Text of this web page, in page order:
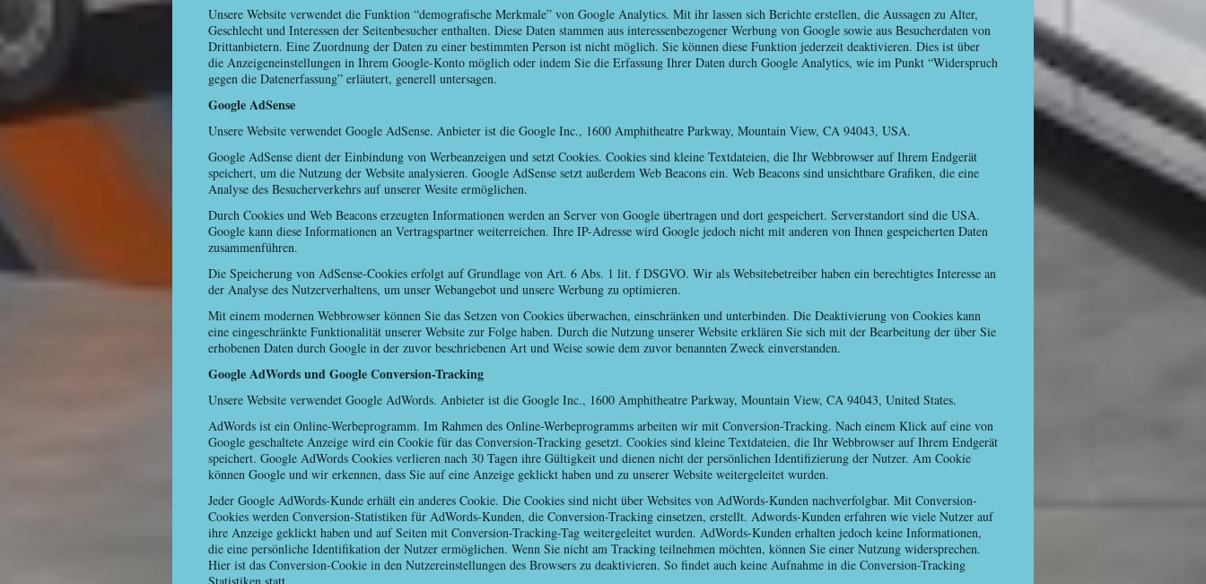
Unsere Website verwendet die Funktion “demografische Merkmale” von Google Analytics. Mit ihr lassen sich Berichte erstellen, die Aussagen zu Alter,
Geschlecht und Interessen der Seitenbesucher enthalten. Diese Daten stammen aus interessenbezogener Werbung von Google sowie aus Besucherdaten von
Drittanbietern. Eine Zuordnung der Daten zu einer bestimmten Person ist nicht möglich. Sie können diese Funktion jederzeit deaktivieren. Dies ist über
die Anzeigeneinstellungen in Ihrem Google-Konto möglich oder indem Sie die Erfassung Ihrer Daten durch Google Analytics, wie im Punkt “Widerspruch
gegen die Datenerfassung” erläutert, generell untersagen.
Google AdSense
Unsere Website verwendet Google AdSense. Anbieter ist die Google Inc., 1600 Amphitheatre Parkway, Mountain View, CA 94043, USA.
Google AdSense dient der Einbindung von Werbeanzeigen und setzt Cookies. Cookies sind kleine Textdateien, die Ihr Webbrowser auf Ihrem Endgerät
speichert, um die Nutzung der Website analysieren. Google AdSense setzt außerdem Web Beacons ein. Web Beacons sind unsichtbare Grafiken, die eine
Analyse des Besucherverkehrs auf unserer Wesite ermöglichen.
Durch Cookies und Web Beacons erzeugten Informationen werden an Server von Google übertragen und dort gespeichert. Serverstandort sind die USA.
Google kann diese Informationen an Vertragspartner weiterreichen. Ihre IP-Adresse wird Google jedoch nicht mit anderen von Ihnen gespeicherten Daten
zusammenführen.
Die Speicherung von AdSense-Cookies erfolgt auf Grundlage von Art. 6 Abs. 1 lit. f DSGVO. Wir als Websitebetreiber haben ein berechtigtes Interesse an
der Analyse des Nutzerverhaltens, um unser Webangebot und unsere Werbung zu optimieren.
Mit einem modernen Webbrowser können Sie das Setzen von Cookies überwachen, einschränken und unterbinden. Die Deaktivierung von Cookies kann
eine eingeschränkte Funktionalität unserer Website zur Folge haben. Durch die Nutzung unserer Website erklären Sie sich mit der Bearbeitung der über Sie
erhobenen Daten durch Google in der zuvor beschriebenen Art und Weise sowie dem zuvor benannten Zweck einverstanden.
Google AdWords und Google Conversion-Tracking
Unsere Website verwendet Google AdWords. Anbieter ist die Google Inc., 1600 Amphitheatre Parkway, Mountain View, CA 94043, United States.
AdWords ist ein Online-Werbeprogramm. Im Rahmen des Online-Werbeprogramms arbeiten wir mit Conversion-Tracking. Nach einem Klick auf eine von
Google geschaltete Anzeige wird ein Cookie für das Conversion-Tracking gesetzt. Cookies sind kleine Textdateien, die Ihr Webbrowser auf Ihrem Endgerät
speichert. Google AdWords Cookies verlieren nach 30 Tagen ihre Gültigkeit und dienen nicht der persönlichen Identifizierung der Nutzer. Am Cookie
können Google und wir erkennen, dass Sie auf eine Anzeige geklickt haben und zu unserer Website weitergeleitet wurden.
Jeder Google AdWords-Kunde erhält ein anderes Cookie. Die Cookies sind nicht über Websites von AdWords-Kunden nachverfolgbar. Mit Conversion-
Cookies werden Conversion-Statistiken für AdWords-Kunden, die Conversion-Tracking einsetzen, erstellt. Adwords-Kunden erfahren wie viele Nutzer auf
ihre Anzeige geklickt haben und auf Seiten mit Conversion-Tracking-Tag weitergeleitet wurden. AdWords-Kunden erhalten jedoch keine Informationen,
die eine persönliche Identifikation der Nutzer ermöglichen. Wenn Sie nicht am Tracking teilnehmen möchten, können Sie einer Nutzung widersprechen.
Hier ist das Conversion-Cookie in den Nutzereinstellungen des Browsers zu deaktivieren. So findet auch keine Aufnahme in die Conversion-Tracking